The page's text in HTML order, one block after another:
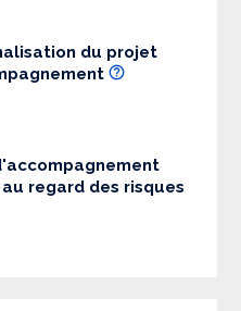
du projet
regard des risques